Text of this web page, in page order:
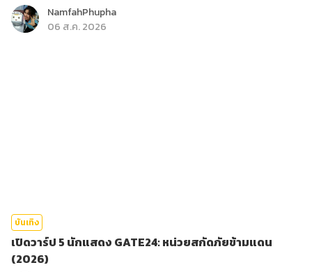
NamfahPhupha
06 ส.ค. 2026
บันเทิง
เปิดวาร์ป 5 นักแสดง GATE24: หน่วยสกัดภัยข้ามแดน
(2026)